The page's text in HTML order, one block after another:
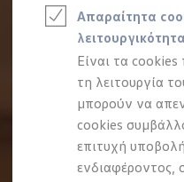
Απαραίτητα
Είναι τα cookies
τη λειτουργία
μπορούν να
cookies
επιτυχή
Νέο Tayron
e-Tools για
ID. Ενημερώσεις
We Charge -
Εύρεση
ID. Charger
Ενημέρωση ID.
Πλατφόρμα